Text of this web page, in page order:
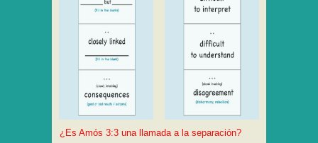
¿Es Amós 3:3 una llamada a la separación?